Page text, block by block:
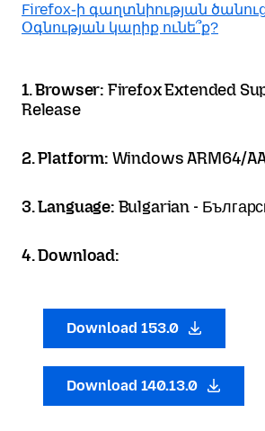
Firefox֊ի գաղտնիության
Օգնության կարիք ունե՞ք?
1. Browser: Firefox Extended
Release
2. Platform: Windows ARM64/
3. Language: Bulgarian -
4. Download:
Download 153.0
Download 140.13.0